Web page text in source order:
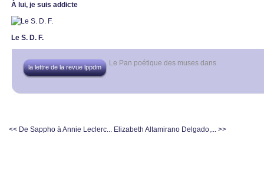
À lui, je suis addicte
Le S. D. F.
Le Pan poétique des muses dans
la lettre de la revue lppdm
<< De Sappho à Annie Leclerc... Elizabeth Altamirano Delgado,... >>